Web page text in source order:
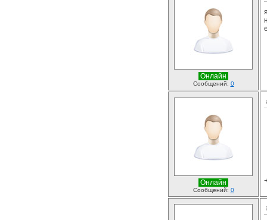
Онлайн
Сообщений: 0
Онлайн
Сообщений: 0